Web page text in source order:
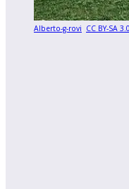
Alberto-g-rovi CC BY-SA 3.0